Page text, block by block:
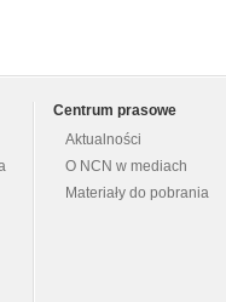
Centrum prasowe
Aktualności
O NCN w mediach
Materiały do pobrania